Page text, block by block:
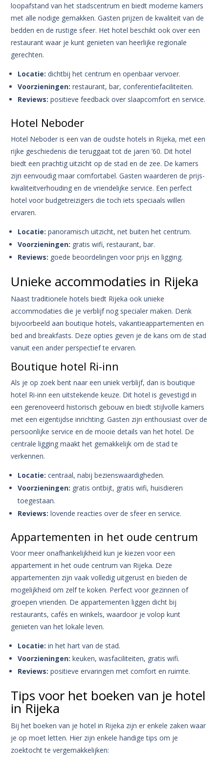
loopafstand van het stadscentrum en biedt moderne kamers
met alle nodige gemakken. Gasten prijzen de kwaliteit van de
bedden en de rustige sfeer. Het hotel beschikt ook over een
restaurant waar je kunt genieten van heerlijke regionale
gerechten.
Locatie: dichtbij het centrum en openbaar vervoer.
Voorzieningen: restaurant, bar, conferentiefaciliteiten.
Reviews: positieve feedback over slaapcomfort en service.
Hotel Neboder
Hotel Neboder is een van de oudste hotels in Rijeka, met een
rijke geschiedenis die teruggaat tot de jaren ’60. Dit hotel
biedt een prachtig uitzicht op de stad en de zee. De kamers
zijn eenvoudig maar comfortabel. Gasten waarderen de prijs-
kwaliteitverhouding en de vriendelijke service. Een perfect
hotel voor budgetreizigers die toch iets speciaals willen
ervaren.
Locatie: panoramisch uitzicht, net buiten het centrum.
Voorzieningen: gratis wifi, restaurant, bar.
Reviews: goede beoordelingen voor prijs en ligging.
Unieke accommodaties in Rijeka
Naast traditionele hotels biedt Rijeka ook unieke
accommodaties die je verblijf nog specialer maken. Denk
bijvoorbeeld aan boutique hotels, vakantieappartementen en
bed and breakfasts. Deze opties geven je de kans om de stad
vanuit een ander perspectief te ervaren.
Boutique hotel Ri-inn
Als je op zoek bent naar een uniek verblijf, dan is boutique
hotel Ri-inn een uitstekende keuze. Dit hotel is gevestigd in
een gerenoveerd historisch gebouw en biedt stijlvolle kamers
met een eigentijdse inrichting. Gasten zijn enthousiast over de
persoonlijke service en de mooie details van het hotel. De
centrale ligging maakt het gemakkelijk om de stad te
verkennen.
Locatie: centraal, nabij bezienswaardigheden.
Voorzieningen: gratis ontbijt, gratis wifi, huisdieren
toegestaan.
Reviews: lovende reacties over de sfeer en service.
Appartementen in het oude centrum
Voor meer onafhankelijkheid kun je kiezen voor een
appartement in het oude centrum van Rijeka. Deze
appartementen zijn vaak volledig uitgerust en bieden de
mogelijkheid om zelf te koken. Perfect voor gezinnen of
groepen vrienden. De appartementen liggen dicht bij
restaurants, cafés en winkels, waardoor je volop kunt
genieten van het lokale leven.
Locatie: in het hart van de stad.
Voorzieningen: keuken, wasfaciliteiten, gratis wifi.
Reviews: positieve ervaringen met comfort en ruimte.
Tips voor het boeken van je hotel
in Rijeka
Bij het boeken van je hotel in Rijeka zijn er enkele zaken waar
je op moet letten. Hier zijn enkele handige tips om je
zoektocht te vergemakkelijken: